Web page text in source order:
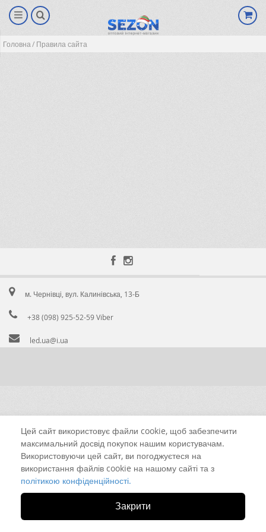
Головна Правила сайта
м. Чернівці, вул. Калинівська, 13-Б
+38 (098) 925-52-59 Viber
led.ua@i.ua
Цей сайт використовує файли cookie, щоб забезпечити
максимальний досвід покупок нашим користувачам.
Використовуючи цей сайт, ви погоджуєтеся на
використання файлів cookie на нашому сайті та з
політикою конфіденційності.
Закрити